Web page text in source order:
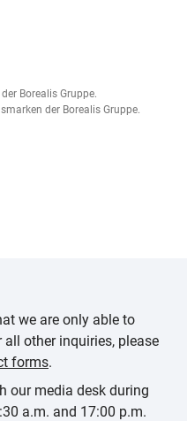
Borealis Gruppe.
der Borealis Gruppe.
we are only able to
other inquiries, please
forms.
our media desk during
a.m. and 17:00 p.m.